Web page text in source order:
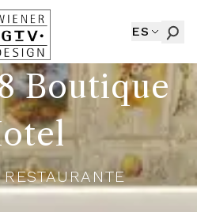
ES
Boutique